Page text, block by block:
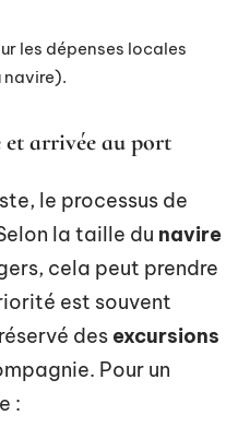
les dépenses locales
navire).
et arrivée au port
le processus de
la taille du navire
cela peut prendre
est souvent
des excursions
Pour un
: